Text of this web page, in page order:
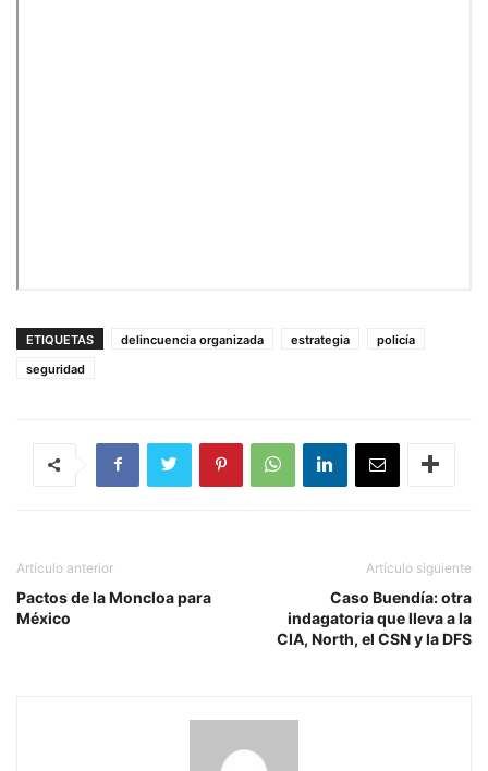
ETIQUETAS delincuencia organizada estrategia
policía
seguridad
Artículo anterior
Pactos de la Moncloa para
México
Artículo siguiente
Caso Buendía: otra
indagatoria que lleva a la
CIA, North, el CSN y la DFS